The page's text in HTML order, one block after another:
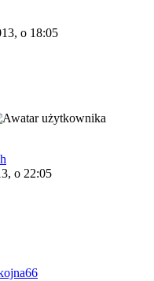
o 18:05
o 22:05